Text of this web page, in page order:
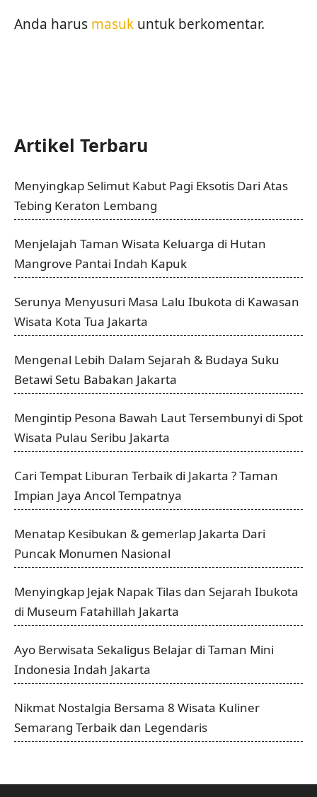
Anda harus masuk untuk berkomentar.
Artikel Terbaru
Menyingkap Selimut Kabut Pagi Eksotis Dari Atas
Tebing Keraton Lembang
Menjelajah Taman Wisata Keluarga di Hutan
Mangrove Pantai Indah Kapuk
Serunya Menyusuri Masa Lalu Ibukota di Kawasan
Wisata Kota Tua Jakarta
Mengenal Lebih Dalam Sejarah & Budaya Suku
Betawi Setu Babakan Jakarta
Mengintip Pesona Bawah Laut Tersembunyi di Spot
Wisata Pulau Seribu Jakarta
Cari Tempat Liburan Terbaik di Jakarta ? Taman
Impian Jaya Ancol Tempatnya
Menatap Kesibukan & gemerlap Jakarta Dari
Puncak Monumen Nasional
Menyingkap Jejak Napak Tilas dan Sejarah Ibukota
di Museum Fatahillah Jakarta
Ayo Berwisata Sekaligus Belajar di Taman Mini
Indonesia Indah Jakarta
Nikmat Nostalgia Bersama 8 Wisata Kuliner
Semarang Terbaik dan Legendaris